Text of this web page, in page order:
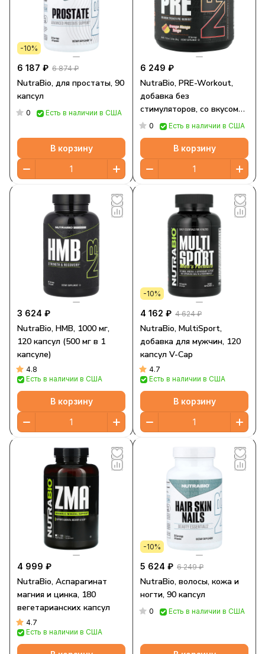
-10%
6 187 ₽ 6 874 ₽
NutraBio, для простаты, 90
капсул
0 Есть в наличии в США
В корзину
6 249 ₽
NutraBio, PRE-Workout,
добавка без
стимуляторов, со вкусом
апельсина и манго, 604 г
(1,33 фунта)
0 Есть в наличии в США
В корзину
3 624 ₽
NutraBio, HMB, 1000 мг,
120 капсул (500 мг в 1
капсуле)
4.8
Есть в наличии в США
В корзину
-10%
4 162 ₽ 4 624 ₽
NutraBio, MultiSport,
добавка для мужчин, 120
капсул V-Cap
4.7
Есть в наличии в США
В корзину
4 999 ₽
NutraBio, Аспарагинат
магния и цинка, 180
вегетарианских капсул
4.7
Есть в наличии в США
-10%
5 624 ₽ 6 249 ₽
NutraBio, волосы, кожа и
ногти, 90 капсул
0 Есть в наличии в США